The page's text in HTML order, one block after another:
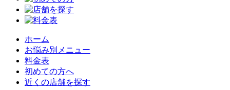
ホーム
お悩み別メニュー
料金表
初めての方へ
近くの店舗を探す